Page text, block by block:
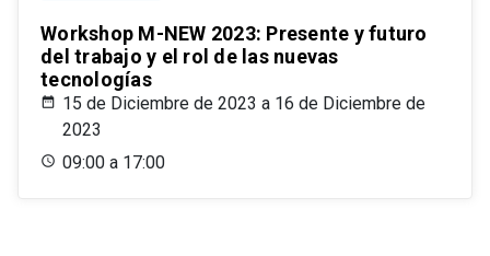
Workshop M-NEW 2023: Presente y futuro
del trabajo y el rol de las nuevas
tecnologías
15 de Diciembre de 2023 a 16 de Diciembre de
2023
09:00 a 17:00